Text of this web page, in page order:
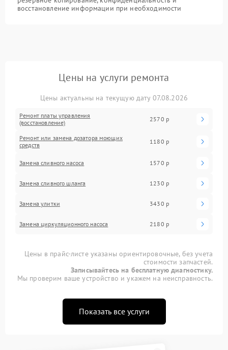
восстановление информации при необходимости
Цены на услуги ремонта
Цены актуальны на текущую дату 07.08.2026
Ремонт платы управления
(восстановление)
2570 р
Ремонт или замена дозатора моющих
средств
1180 р
Замена сливного насоса 1570 р
Замена сливного шланга 1230 р
Замена улитки 3430 р
Замена циркуляционного насоса 2180 р
Цены в прайс-листе указаны ориентировочные, без учета
стоимости запчастей.
Записывайтесь на бесплатную диагностику.
Мы проверим ваше устройство и укажем на неисправность.
Показать все услуги